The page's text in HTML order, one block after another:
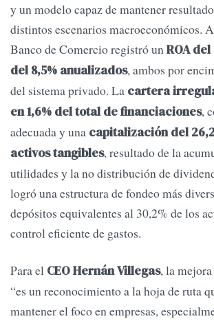
y un modelo capaz de mantener
distintos escenarios macroeconómicos.
Banco de Comercio registró unROA del
del 8,5% anualizados, ambos por
del sistema privado. La cartera
en 1,6% del total de financiaciones,
adecuada y una capitalización del
activos tangibles, resultado de la
utilidades y la no distribución de
logró una estructura de fondeo más
depósitos equivalentes al 30,2% de los
control eficiente de gastos.
Para el CEO Hernán Villegas, la
“es un reconocimiento a la hoja de ruta
mantener el foco en empresas,